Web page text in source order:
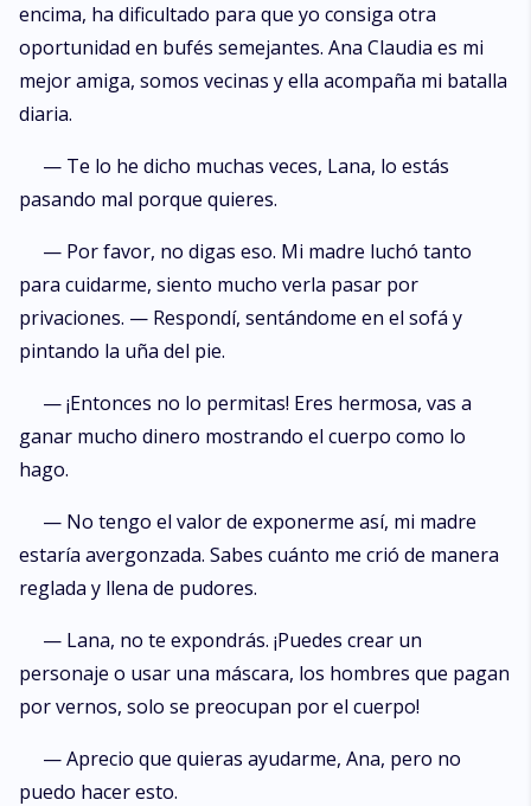
encima, ha dificultado para que yo consiga otra
oportunidad en bufés semejantes. Ana Claudia es mi
mejor amiga, somos vecinas y ella acompaña mi batalla
diaria.
— Te lo he dicho muchas veces, Lana, lo estás
pasando mal porque quieres.
— Por favor, no digas eso. Mi madre luchó tanto
para cuidarme, siento mucho verla pasar por
privaciones. — Respondí, sentándome en el sofá y
pintando la uña del pie.
— ¡Entonces no lo permitas! Eres hermosa, vas a
ganar mucho dinero mostrando el cuerpo como lo
hago.
— No tengo el valor de exponerme así, mi madre
estaría avergonzada. Sabes cuánto me crió de manera
reglada y llena de pudores.
— Lana, no te expondrás. ¡Puedes crear un
personaje o usar una máscara, los hombres que pagan
por vernos, solo se preocupan por el cuerpo!
— Aprecio que quieras ayudarme, Ana, pero no
puedo hacer esto.